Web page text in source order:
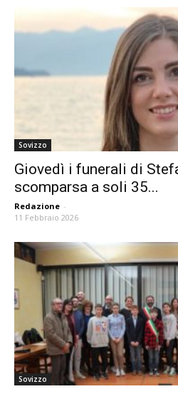
Sovizzo
Giovedì i funerali di
scomparsa a soli 35...
Redazione -
11 Febbraio 2026
Sovizzo